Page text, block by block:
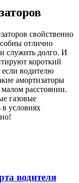
свойственно
отлично
служить долго. И
короткий
водителю
амортизаторы
расстоянии.
газовые
условиях
водителя